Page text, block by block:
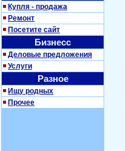
Купля - продажа
Ремонт
Посетите сайт
Бизнесс
Деловые предложения
Услуги
Разное
Ищу родных
Прочее